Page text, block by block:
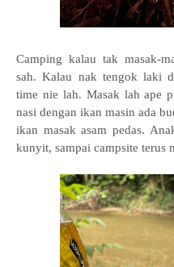
Camping kalau tak masak-
sah. Kalau nak tengok laki
time nie lah. Masak lah ape
nasi dengan ikan masin ada
ikan masak asam pedas.
kunyit, sampai campsite terus